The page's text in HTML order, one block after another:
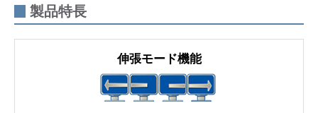
製品特長
伸張モード機能